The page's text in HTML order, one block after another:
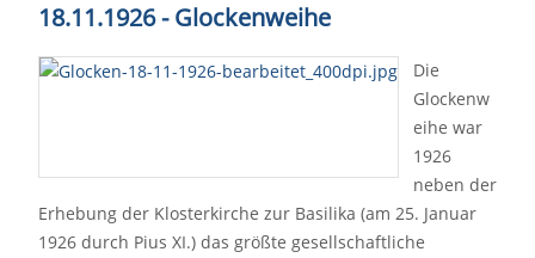
18.11.1926 - Glockenweihe
Die
Glockenw
eihe war
1926
neben der
Erhebung der Klosterkirche zur Basilika (am 25. Januar
1926 durch Pius XI.) das größte gesellschaftliche